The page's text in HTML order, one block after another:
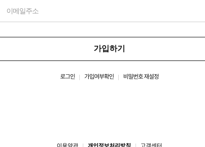
가입하기
로그인 가입여부확인 비밀번호 재설정